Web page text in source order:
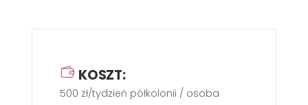
KOSZT:
500 zł/tydzień półkolonii / osoba